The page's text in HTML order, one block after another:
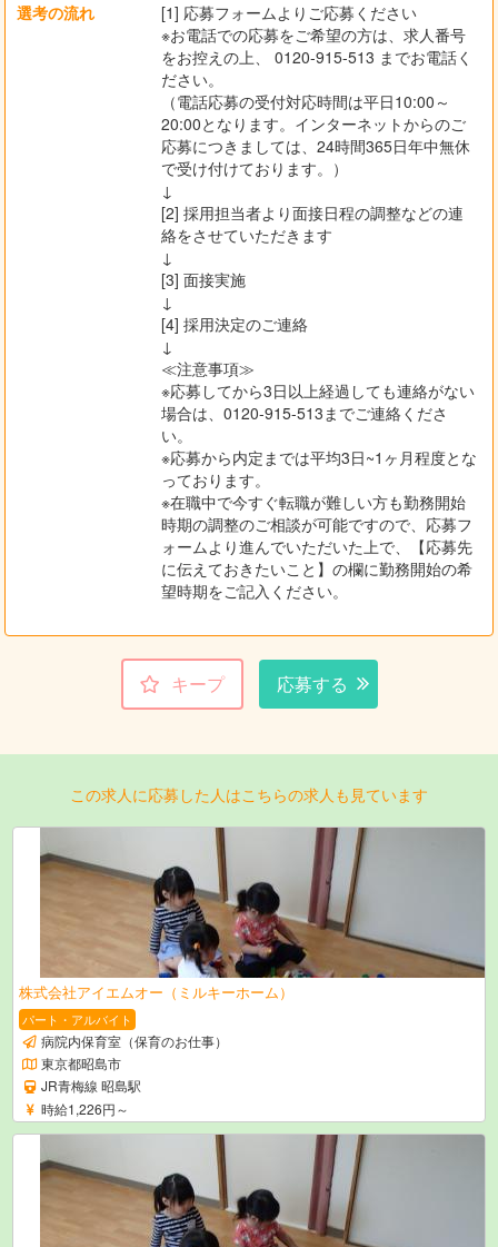
選考の流れ
[1] 応募フォームよりご応募ください
※お電話での応募をご希望の方は、求人番号
をお控えの上、 0120-915-513 までお電話く
ださい。
（電話応募の受付対応時間は平日10:00～
20:00となります。インターネットからのご
応募につきましては、24時間365日年中無休
で受け付けております。）
↓
[2] 採用担当者より面接日程の調整などの連
絡をさせていただきます
↓
[3] 面接実施
↓
[4] 採用決定のご連絡
↓
≪注意事項≫
※応募してから3日以上経過しても連絡がない
場合は、0120-915-513までご連絡くださ
い。
※応募から内定までは平均3日~1ヶ月程度とな
っております。
※在職中で今すぐ転職が難しい方も勤務開始
時期の調整のご相談が可能ですので、応募フ
ォームより進んでいただいた上で、【応募先
に伝えておきたいこと】の欄に勤務開始の希
望時期をご記入ください。
キープ 応募する
この求人に応募した人はこちらの求人も見ています
株式会社アイエムオー（ミルキーホーム）
パート・アルバイト
病院内保育室（保育のお仕事）
東京都昭島市
JR青梅線 昭島駅
時給1,226円～